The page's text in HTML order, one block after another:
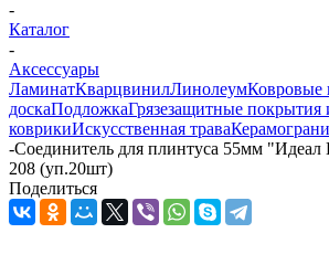
-
Каталог
-
Аксессуары
ЛаминатКварцвинилЛинолеумКовровые
доскаПодложкаГрязезащитные покрытия
коврикиИскусственная трава
-Соединитель для плинтуса 55мм
208 (уп.20шт)
Поделиться